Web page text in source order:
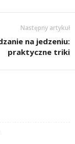
Następny artykuł
na jedzeniu:
praktyczne triki